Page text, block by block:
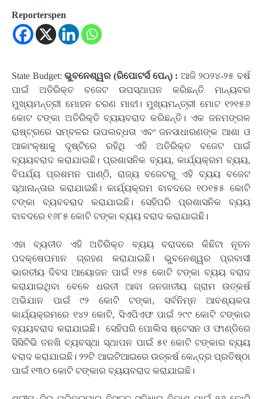
Reporterspen
State Budget:ଭୁବନେଶ୍ୱର (ରିପୋଟର୍ସ ପେନ୍‌) : ଆଜି ୨୦୨୪-୨୫ ବର୍ଷ
ପାଇଁ ଅତିରିକ୍ତ ବଜେଟ ଉପସ୍ଥାପନ କରିଛନ୍ତି ମାନ୍ୟବର
ମୁଖ୍ୟମନ୍ତ୍ରୀ ମୋହନ ଚରଣ ମାଝୀ। ମୁଖ୍ୟମନ୍ତ୍ରୀ ମୋଟ ୧୨୧୫୬
କୋଟ ଟଙ୍କା ଅତିରିକ୍ତି ବ୍ୟୟବରାଦ କରିଛନ୍ତି। ଏକ ଜନମଙ୍ଗଳ
ରାଷ୍ଟ୍ରରେ ସମ୍ବଳର ଉପଲବ୍ଧତା ଏବଂ ଜନସାଧାରଣଙ୍କ ଆଶା ଓ
ଆକାଂକ୍ଷାକୁ ଦୃଷ୍ଟିରେ ରହିଥି ଏହି ଅତିରିକ୍ତ ବଜେଟ ପାଇଁ
ବ୍ୟୟବରାଦ କରାଯାଇଛି। ପ୍ରଶାସନିକ ବ୍ୟୟ, କାର୍ଯ୍ୟକ୍ରମ ବ୍ୟୟ,
ବିପର୍ଯ୍ୟ ପ୍ରଶମନ ପାଣ୍ଠି, ରାଜ୍ୟ ବଜେଟରୁ ଏହି ବ୍ୟୟ ବଜେଟ
ସ୍ଥାନାନ୍ତାର କରାଯାଇଛି। କାର୍ଯ୍ୟକ୍ରମ ବାବଦରେ ୧୦୧୫୫ କୋଟି
ଟଙ୍କା ବ୍ୟବବରାଦ କରାଯାଇଛି। ସେହିପରି ପ୍ରଶାସନିକ ବ୍ୟୟ
ବାବଦରେ ୧୬୮୫ କୋଟି ଟଙ୍କା ବ୍ୟୟ ବରାଦ କରାଯାଇଛି।
ଏହା ବ୍ୟତୀତ ଏହି ଅତିରିକ୍ତ ବ୍ୟୟ ବରାଦରେ କିଛିଟା ନୂତନ
ପଦକ୍ଷେପମାନ ଗ୍ରହଣ କରାଯାଇଛି। ଭୁବନେଶ୍ୱର ପ୍ରବାସୀ
ଭାରତୀୟ ଦିବସ ଆୟୋଜନ ପାଇଁ ୧୨୫ କୋଟି ଟଙ୍କା ବ୍ୟୟ ବରାଦ
କରାଯାଇଥିବା ବେଳେ ଧରତୀ ଆବା ଜନଜାତୀୟ ଗ୍ରାମ ଉତ୍କର୍ଷ
ଅଭିଯାନ ପାଇଁ ୯୨ କୋଟି ଟଙ୍କା, ସର୍ବନିମ୍ନ ଆବଶ୍ୟକତା
କାର୍ଯ୍ୟକ୍ରମରେ ୧୪୨ କୋଟି, ସିଏପିଏଫ ପାଇଁ ୨୯୯ କୋଟି ଟଙ୍କାର
ବ୍ୟୟବରାଦ କରାଯାଇଛି। ସେହିପରି ପୋଲିସ ଷ୍ଟେସନ ଓ ଫାଣ୍ଡିରେ
ସିସିଟିଭି ତନଖି ବ୍ୟବସ୍ଥା ସ୍ଥାପନ ପାଇଁ ୫୧ କୋଟି ଟଙ୍କାର ବ୍ୟୟ
ବରାଦ କରାଯାଇଛି। ୨୨ଟି ଆଇଟିଆଇରେ ଉତ୍କର୍ଷ କେନ୍ଦ୍ର ପ୍ରତିଷ୍ଠା
ପାଇଁ ୧୩୦ କୋଟି ଟଙ୍କାର ବ୍ୟୟବରାଦ କରାଯାଇଛି।